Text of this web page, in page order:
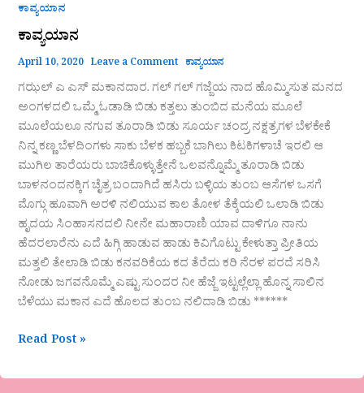
ಕಾವ್ಯಯಾನ
ಕಾವ್ಯಯಾನ
April 10, 2020 Leave a Comment ಕಾವ್ಯಯಾನ
ಗಝಲ್ ಎ ಎಸ್ ಮಕಾನದಾರ. ಗಲ್ ಗಲ್ ಗಜ್ಜೆಯ ನಾದ ಹೊಮ್ಮಿಸುತ ಮನದ
ಅಂಗಳದಲಿ ಒಮ್ಮೆ ಓಡಾಡಿ ಬಿಡು ಕತ್ತಲು ತುಂಬಿದ ಮನೆಯ ಮೂಲೆ
ಮೂಲೆಯಲೂ ನಗುವ ತೂರಾಡಿ ಬಿಡು ಸೂರ್ಯ ಚಂದ್ರ ನಕ್ಷತ್ರಗಳ ಬೆಳಕೇಕೆ
ನಿನ್ನ ಕಣ್ಣ ಬೆಳದಿಂಗಳು ಸಾಕು ಬೆಳಕ ಹಬ್ಬಕೆ ಬಾಗಿಲು ಕಿಟಕಿಗಳಾಚೆ ಇರಲಿ ಆ
ಮುಗಿಲ ತಾರೆಯರು ಬಾಚಿಕೊಳ್ಳುತ್ತೇನೆ ಒಲವನ್ನೊಮ್ಮೆ ತೂರಾಡಿ ಬಿಡು
ಬಾಳನಂದನಕ್ಕಿಗ ಚೈತ್ರ ಬಂದಾಗಿದೆ ಹಸಿರು ಬಳ್ಳಿಯ ತುಂಬ ಆಸೆಗಳ ಒಸಗೆ
ಮೊಗ್ಗು ಹೂವಾಗಿ ಅರಳಿ ನಲಿಯುವ ಕಾಲ ತೋಳ ತೆಕ್ಕೆಯಲಿ ಒಲಾಡಿ ಬಿಡು
ಹೃದಯ ಸಿಂಹಾಸನದಲಿ ನೀನೇ ಮಹಾರಾಣಿ ಯಾವ ದಾಳಿಗೂ ನಾನು
ಹೆದರಲಾರೆನು ಎದೆ ಹಿಗ್ಗಿ ಹಾಡುವ ಹಾಡು ಕಿವಿಗೊಟ್ಟು ಕೇಳುತ್ತಾ ಪ್ರೀತಿಯ
ಮತ್ತಲಿ ತೇಲಾಡಿ ಬಿಡು ಕನವರಿಕೆಯ ಕದ ತೆರೆದು ಕರಿ ನೆರಳ ಪರದೆ ಸರಿಸಿ
ನೋಡು ಜಗವನೊಮ್ಮೆ ಎಷ್ಟು ಸುಂದರ ನೀ ಹೆಜ್ಜೆ ಇಟ್ಟಲ್ಲೆಲ್ಲಾ ಹೊನ್ನ ಸಾಲಿನ
ಬೆಳೆಯು ಮಕಾನ ಎದೆ ಹೊಲದ ತುಂಬ ನಲಿದಾಡಿ ಬಿಡು ******
Read Post »